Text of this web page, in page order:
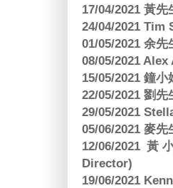
17/04/2021 黃
24/04/2021 Tim
01/05/2021 余
08/05/2021
15/05/2021 鐘
22/05/2021 劉
29/05/2021
05/06/2021 麥
12/06/2021
Director)
19/06/2021